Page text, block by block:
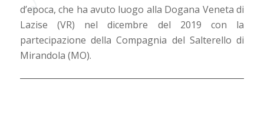
d’epoca, che ha avuto luogo alla Dogana Veneta di
Lazise (VR) nel dicembre del 2019 con la
partecipazione della Compagnia del Salterello di
Mirandola (MO).